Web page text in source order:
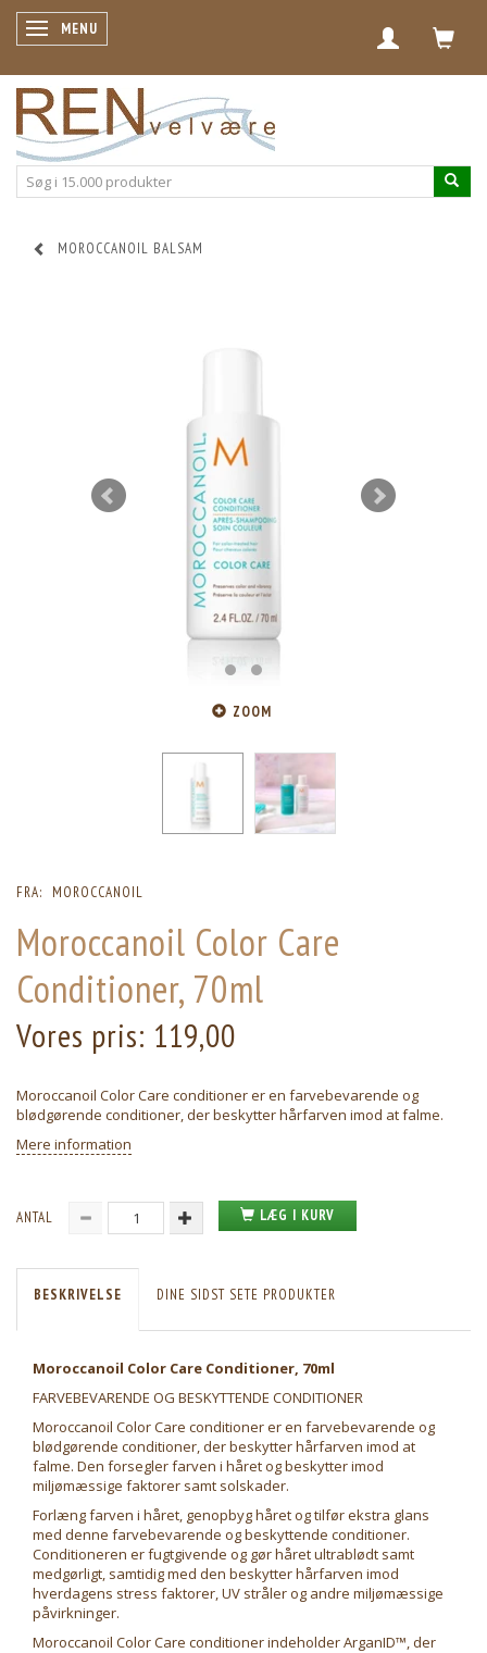
SKIFTE NAVIGATION
MENU
MOROCCANOIL BALSAM
ZOOM
FRA: MOROCCANOIL
Moroccanoil Color Care
Conditioner, 70ml
Vores pris: 119,00
Moroccanoil Color Care conditioner er en farvebevarende og
blødgørende conditioner, der beskytter hårfarven imod at falme.
Mere information
ANTAL LÆG I KURV
BESKRIVELSE DINE SIDST SETE PRODUKTER
Moroccanoil Color Care Conditioner, 70ml
FARVEBEVARENDE OG BESKYTTENDE CONDITIONER
Moroccanoil Color Care conditioner er en farvebevarende og
blødgørende conditioner, der beskytter hårfarven imod at
falme. Den forsegler farven i håret og beskytter imod
miljømæssige faktorer samt solskader.
Forlæng farven i håret, genopbyg håret og tilfør ekstra glans
med denne farvebevarende og beskyttende conditioner.
Conditioneren er fugtgivende og gør håret ultrablødt samt
medgørligt, samtidig med den beskytter hårfarven imod
hverdagens stress faktorer, UV stråler og andre miljømæssige
påvirkninger.
Moroccanoil Color Care conditioner indeholder ArganID™, der